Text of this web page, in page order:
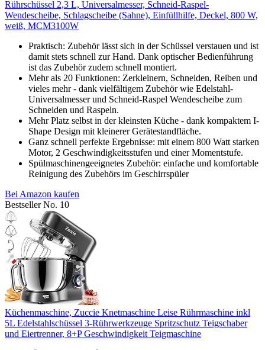
Rührschüssel 2,3 L, Universalmesser, Schneid-Raspel-
Wendescheibe, Schlagscheibe (Sahne), Einfüllhilfe, Deckel, 800 W,
weiß, MCM3100W
Praktisch: Zubehör lässt sich in der Schüssel verstauen und ist
damit stets schnell zur Hand. Dank optischer Bedienführung
ist das Zubehör zudem schnell montiert.
Mehr als 20 Funktionen: Zerkleinern, Schneiden, Reiben und
vieles mehr - dank vielfältigem Zubehör wie Edelstahl-
Universalmesser und Schneid-Raspel Wendescheibe zum
Schneiden und Raspeln.
Mehr Platz selbst in der kleinsten Küche - dank kompaktem I-
Shape Design mit kleinerer Gerätestandfläche.
Ganz schnell perfekte Ergebnisse: mit einem 800 Watt starken
Motor, 2 Geschwindigkeitsstufen und einer Momentstufe.
Spülmaschinengeeignetes Zubehör: einfache und komfortable
Reinigung des Zubehörs im Geschirrspüler
Bei Amazon kaufen
Bestseller No. 10
Küchenmaschine, Zuccie Knetmaschine Leise Rührmaschine inkl
5L Edelstahlschüssel 3-Rührwerkzeuge Spritzschutz Teigschaber
und Eiertrenner, 8+P Geschwindigkeit Teigmaschine